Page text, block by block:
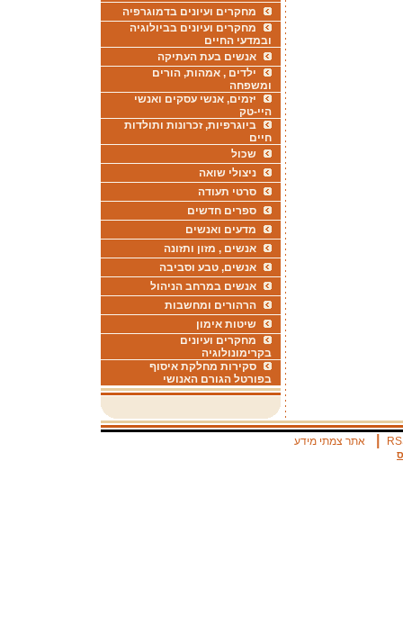
מחקרים ועיונים בדמוגרפיה
מחקרים ועיונים בביולוגיה
ובמדעי החיים
אנשים בעת העתיקה
ילדים , אמהות, הורים
ומשפחה
יזמים, אנשי עסקים ואנשי
היי-טק
ביוגרפיות, זכרונות ותולדות
חיים
שכול
ניצולי שואה
סרטי תעודה
ספרים חדשים
מדעים ואנשים
אנשים , מזון ותזונה
אנשים, טבע וסביבה
אנשים במרחב הניהול
הרהורים ומחשבות
שיטות אימון
מחקרים ועיונים
בקרימונולוגיה
סקירות מחלקת איסוף
בפורטל הגורם האנושי
אתר צמתי מידע